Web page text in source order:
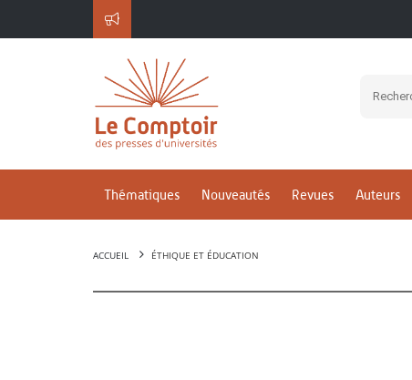
Thématiques Nouveautés Revues Auteurs
ACCUEIL ÉTHIQUE ET ÉDUCATION